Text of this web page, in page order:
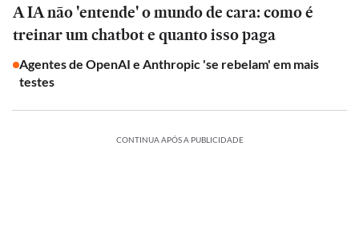
A IA não 'entende' o mundo de cara: como é
treinar um chatbot e quanto isso paga
Agentes de OpenAI e Anthropic 'se rebelam' em mais
testes
CONTINUA APÓS A PUBLICIDADE